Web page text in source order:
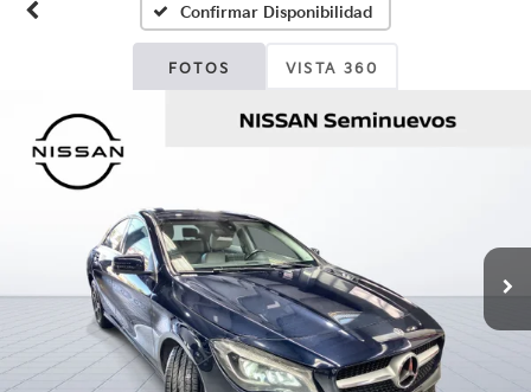
Confirmar Disponibilidad
FOTOS VISTA 360